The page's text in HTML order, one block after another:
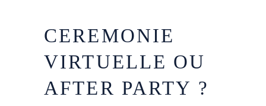
CEREMONIE
VIRTUELLE OU
AFTER PARTY ?